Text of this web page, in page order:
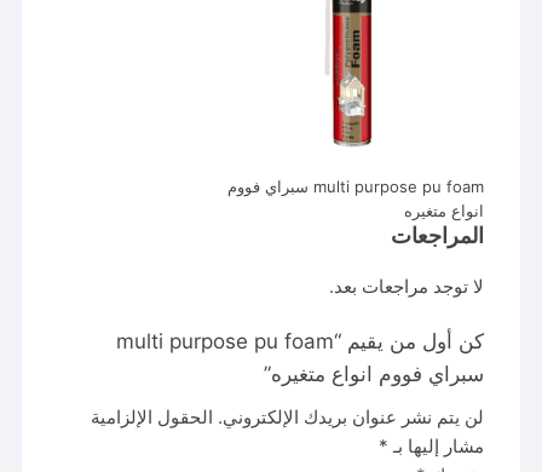
multi purpose pu foam سبراي فووم
انواع متغيره
المراجعات
لا توجد مراجعات بعد.
كن أول من يقيم “multi purpose pu foam
سبراي فووم انواع متغيره”
لن يتم نشر عنوان بريدك الإلكتروني. الحقول الإلزامية
مشار إليها بـ *